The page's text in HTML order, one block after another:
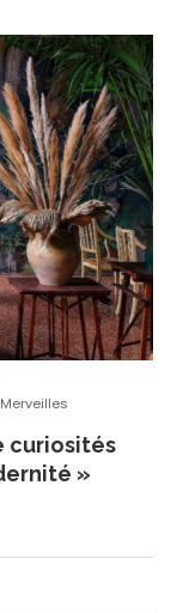
Merveilles
curiosités
»